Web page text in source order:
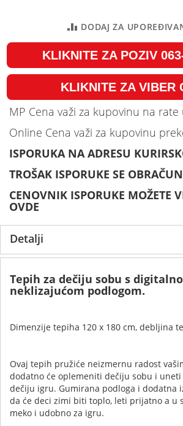
DODAJ ZA
KLIKNITE ZA POZIV
KLIKNITE ZA VIBER
MP Cena važi za kupovinu na
Online Cena važi za kupovinu
ISPORUKA NA ADRESU
TROŠAK ISPORUKE SE
CENOVNIK ISPORUKE MOŽETE
OVDE
Detalji
Tepih za dečiju sobu s
neklizajućom podlogom.
Dimenzije tepiha 120 x 180 cm, debljina
Ovaj tepih pružiće neizmernu radost
dodatno će oplemeniti dečiju sobu i
dečiju igru. Gumirana podloga i dodatna
da će deci zimi biti toplo, leti prijatno a u
meko i udobno za igru.